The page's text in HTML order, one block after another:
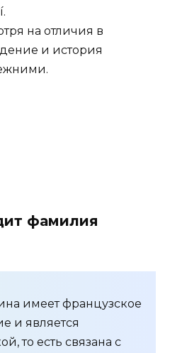
на отличия в
и история
фамилия
имеет французское
и является
то есть связана с